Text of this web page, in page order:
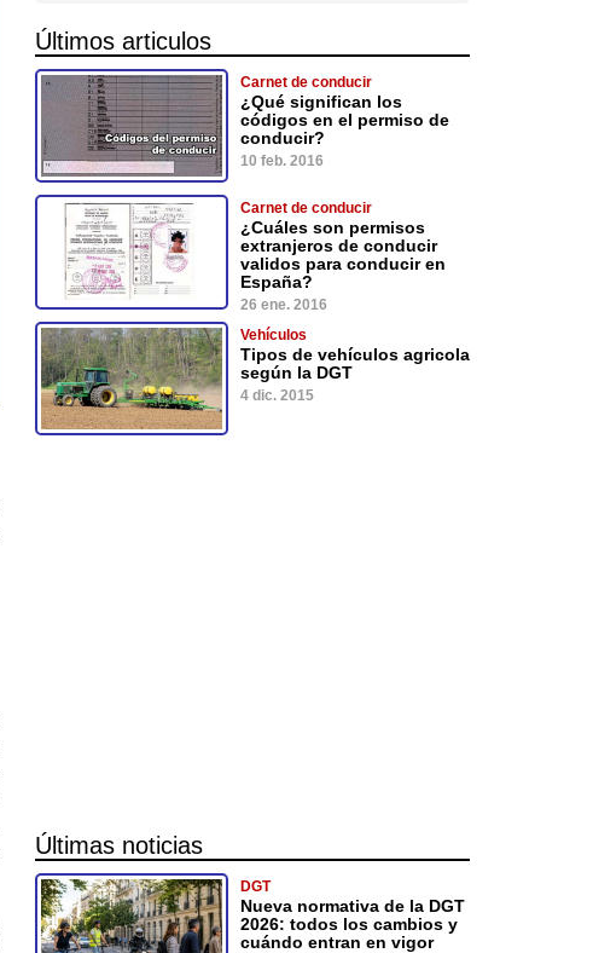
Últimos articulos
Carnet de conducir
¿Qué significan los
códigos en el permiso de
conducir?
10 feb. 2016
Carnet de conducir
¿Cuáles son permisos
extranjeros de conducir
validos para conducir en
España?
26 ene. 2016
Vehículos
Tipos de vehículos agricola
según la DGT
4 dic. 2015
Últimas noticias
DGT
Nueva normativa de la DGT
2026: todos los cambios y
cuándo entran en vigor